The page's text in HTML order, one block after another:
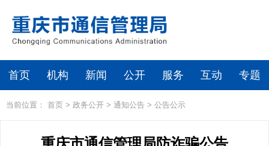
首页 机构 新闻 公开 服务 互动 专题
当前位置： 首页 > 政务公开 > 通知公告 > 公告公示